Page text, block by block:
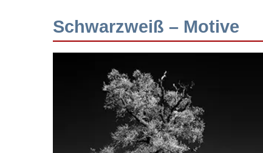
Schwarzweiß – Motive